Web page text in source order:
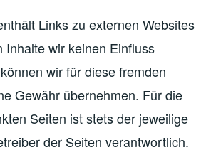
Links zu externen Websites
Inhalte wir keinen Einfluss
wir für diese fremden
Gewähr übernehmen. Für die
Seiten ist stets der jeweilige
der Seiten verantwortlich.